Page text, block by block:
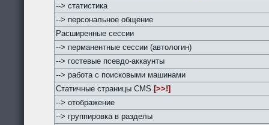
--> статистика
--> персональное общение
Расширенные сессии
--> перманентные сессии (автологин)
--> гостевые псевдо-аккаунты
--> работа с поисковыми машинами
Статичные страницы CMS [>>!]
--> отображение
--> группировка в разделы